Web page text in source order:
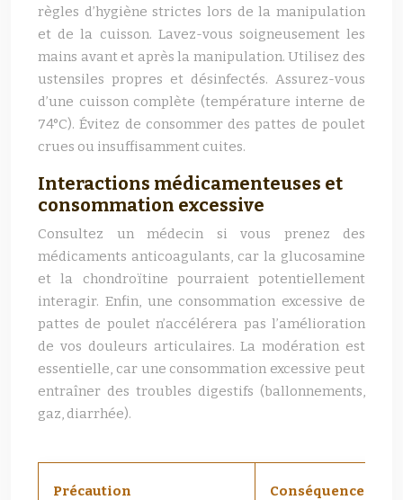
règles d’hygiène strictes lors de la manipulation
et de la cuisson. Lavez-vous soigneusement les
mains avant et après la manipulation. Utilisez des
ustensiles propres et désinfectés. Assurez-vous
d’une cuisson complète (température interne de
74°C). Évitez de consommer des pattes de poulet
crues ou insuffisamment cuites.
Interactions médicamenteuses et
consommation excessive
Consultez un médecin si vous prenez des
médicaments anticoagulants, car la glucosamine
et la chondroïtine pourraient potentiellement
interagir. Enfin, une consommation excessive de
pattes de poulet n’accélérera pas l’amélioration
de vos douleurs articulaires. La modération est
essentielle, car une consommation excessive peut
entraîner des troubles digestifs (ballonnements,
gaz, diarrhée).
Précaution Conséquence